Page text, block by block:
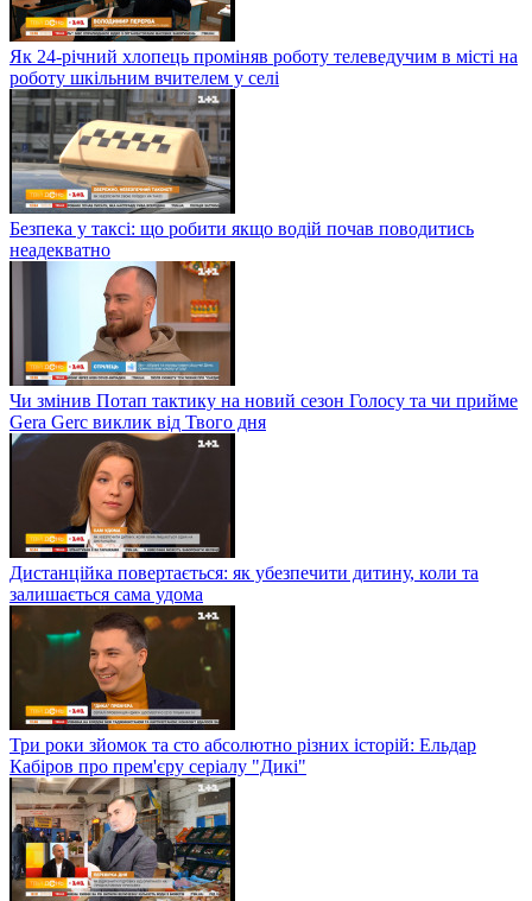
Як 24-річний хлопець проміняв роботу телеведучим в місті на
роботу шкільним вчителем у селі
Безпека у таксі: що робити якщо водій почав поводитись
неадекватно
Чи змінив Потап тактику на новий сезон Голосу та чи прийме
Gera Gerc виклик від Твого дня
Дистанційка повертається: як убезпечити дитину, коли та
залишається сама удома
Три роки зйомок та сто абсолютно різних історій: Ельдар
Кабіров про прем'єру серіалу "Дикі"